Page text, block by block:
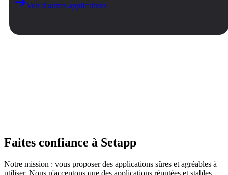
Voir d'autres applications
Faites confiance à Setapp
Notre mission : vous proposer des applications sûres et agréables à